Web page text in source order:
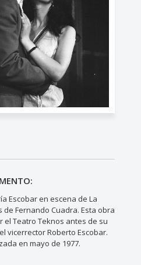
Escobar en escena de La
Fernando Cuadra. Esta obra
Teatro Teknos antes de su
vicerrector Roberto Escobar.
en mayo de 1977.